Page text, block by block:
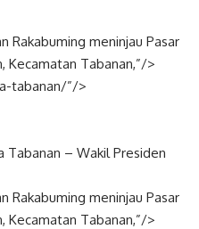
Rakabuming meninjau Pasar
Kecamatan Tabanan,”/>
tabanan/”/>
Tabanan – Wakil Presiden
Rakabuming meninjau Pasar
Kecamatan Tabanan,”/>